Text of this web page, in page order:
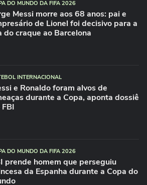
DO MUNDO DA FIFA 2026
Messi morre aos 68 anos: pai e
de Lionel foi decisivo para a
do craque ao Barcelona
INTERNACIONAL
e Ronaldo foram alvos de
durante a Copa, aponta dossiê
DO MUNDO DA FIFA 2026
prende homem que perseguiu
da Espanha durante a Copa do